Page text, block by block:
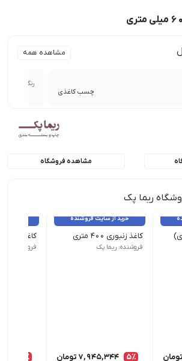
مشاهده همه
چسب کاغذی
رنگ چسب :
مشاهده فروشگاه
ریما پک
تومان
خرید از سایت فروشنده
کاغذ زنبوری ۴۰۰ متری
فروشنده: ریما پک
5٪ 7,945,344 تومان
کاغذ زنبوری ۳۰۰
فروشنده:
5٪